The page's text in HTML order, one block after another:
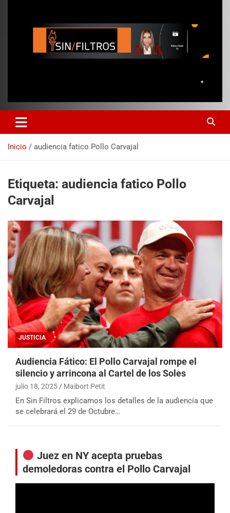
Inicio audiencia fatico Pollo Carvajal
Etiqueta: audiencia fatico Pollo
Carvajal
JUSTICIA
Audiencia Fático: El Pollo Carvajal rompe el
silencio y arrincona al Cartel de los Soles
julio 18, 2025 Maibort Petit
En Sin Filtros explicamos los detalles de la audiencia que
se celebrará el 29 de Octubre…
Juez en NY acepta pruebas
demoledoras contra el Pollo Carvajal